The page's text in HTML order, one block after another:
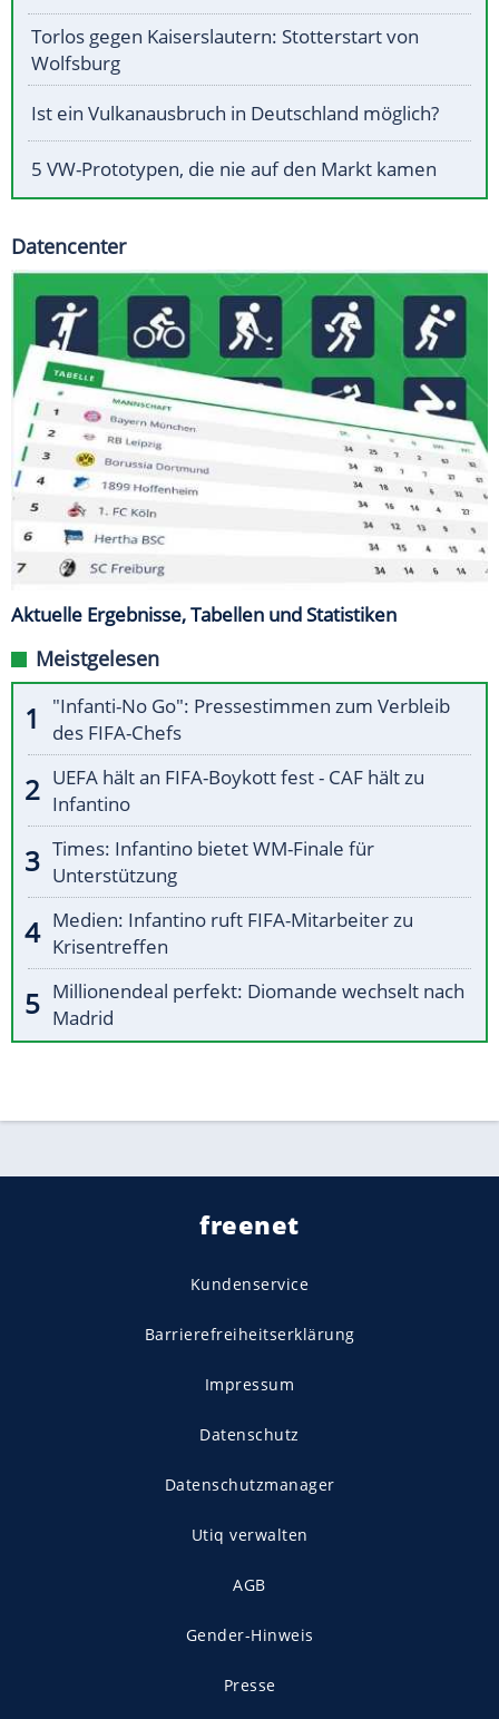
Torlos gegen Kaiserslautern: Stotterstart von
Wolfsburg
Ist ein Vulkanausbruch in Deutschland möglich?
5 VW-Prototypen, die nie auf den Markt kamen
Datencenter
Aktuelle Ergebnisse, Tabellen und Statistiken
Meistgelesen
"Infanti-No Go": Pressestimmen zum Verbleib
des FIFA-Chefs
UEFA hält an FIFA-Boykott fest - CAF hält zu
Infantino
Times: Infantino bietet WM-Finale für
Unterstützung
Medien: Infantino ruft FIFA-Mitarbeiter zu
Krisentreffen
Millionendeal perfekt: Diomande wechselt nach
Madrid
freenet
Kundenservice
Barrierefreiheitserklärung
Impressum
Datenschutz
Datenschutzmanager
Utiq verwalten
AGB
Gender-Hinweis
Presse